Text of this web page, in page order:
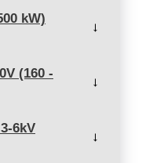
kW)
→
(160 -
→
6kV
→